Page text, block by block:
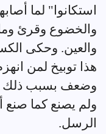
استكانوا" لما
والخضوع وقرئ وما
والعين. وحكى
هذا توبيخ لمن
وضعف بسبب ذلك
ولم يصنع كما
الرسل.